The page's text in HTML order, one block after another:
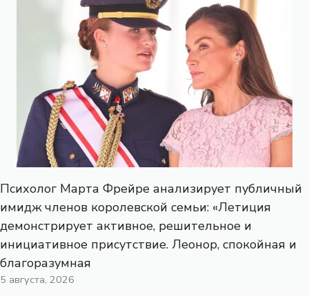
Психолог Марта Фрейре анализирует публичный
имидж членов королевской семьи: «Летиция
демонстрирует активное, решительное и
инициативное присутствие. Леонор, спокойная и
благоразумная
5 августа, 2026